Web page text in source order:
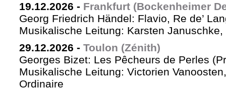
19.12.2026 - Frankfurt (Bockenheimer
Georg Friedrich Händel: Flavio, Re de’
Musikalische Leitung: Karsten
29.12.2026 - Toulon (Zénith)
Georges Bizet: Les Pêcheurs de Perles
Musikalische Leitung: Victorien
Ordinaire